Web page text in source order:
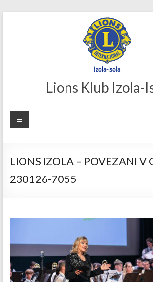
Lions Klub Izola-
LIONS IZOLA – POVEZANI V
230126-7055